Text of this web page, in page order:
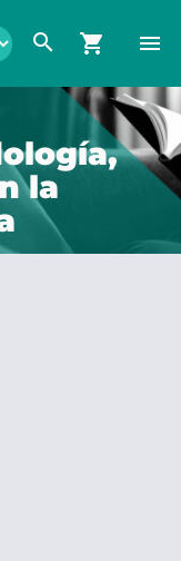
search shopping_cart menu
la